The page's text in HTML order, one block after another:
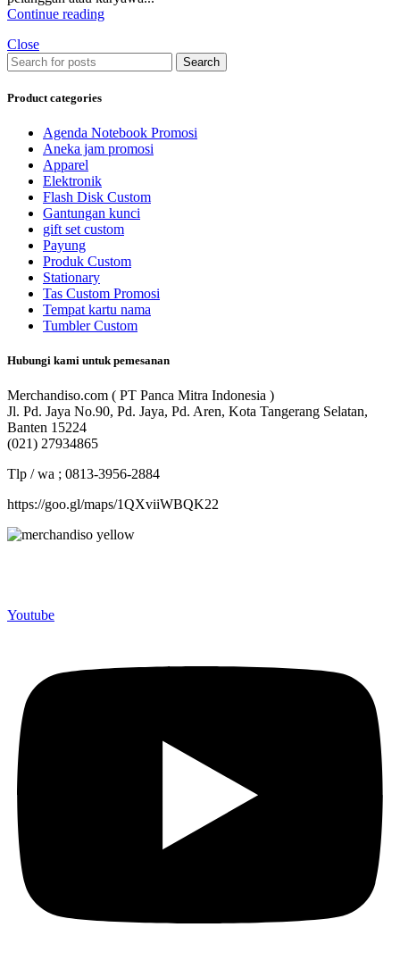
Continue reading
Close
Search
Product categories
Agenda Notebook Promosi
Aneka jam promosi
Apparel
Elektronik
Flash Disk Custom
Gantungan kunci
gift set custom
Payung
Produk Custom
Stationary
Tas Custom Promosi
Tempat kartu nama
Tumbler Custom
Hubungi kami untuk pemesanan
Merchandiso.com ( PT Panca Mitra Indonesia )
Jl. Pd. Jaya No.90, Pd. Jaya, Pd. Aren, Kota Tangerang Selatan,
Banten 15224
(021) 27934865
Tlp / wa ; 0813-3956-2884
https://goo.gl/maps/1QXviiWBQK22
Youtube